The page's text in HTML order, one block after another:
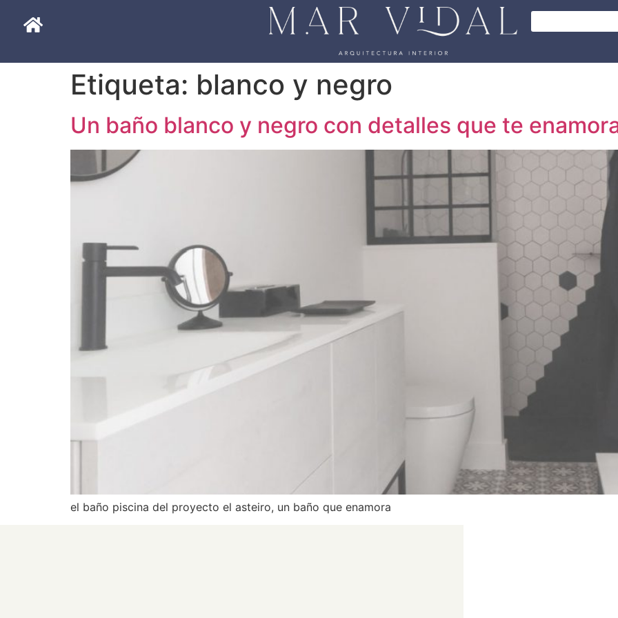
Etiqueta: blanco y negro
Un baño blanco y negro con detalles que te
el baño piscina del proyecto el asteiro, un baño que enamora